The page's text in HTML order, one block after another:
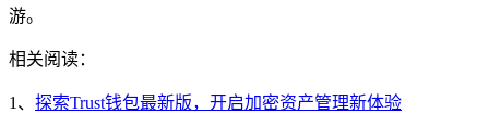
游。
相关阅读：
1、 探索Trust钱包最新版，开启加密资产管理新体验